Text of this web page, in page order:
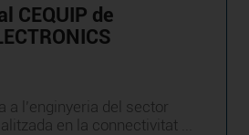
CEQUIP de
a l’enginyeria del sector
en la connectivitat ...